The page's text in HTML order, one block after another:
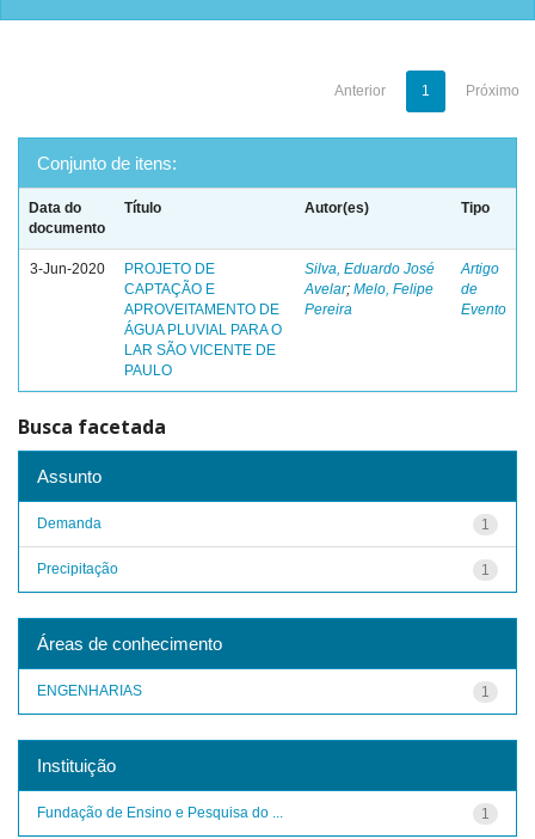
Anterior 1 Próximo
Conjunto de itens:
Data do
documento
Título Autor(es) Tipo
3-Jun-2020
PROJETO DE
CAPTAÇÃO E
APROVEITAMENTO DE
ÁGUA PLUVIAL PARA O
LAR SÃO VICENTE DE
PAULO
Silva, Eduardo José
Avelar; Melo, Felipe
Pereira
Artigo
de
Evento
Busca facetada
Assunto
1
Demanda
1
Precipitação
Áreas de conhecimento
1
ENGENHARIAS
Instituição
1
Fundação de Ensino e Pesquisa do ...